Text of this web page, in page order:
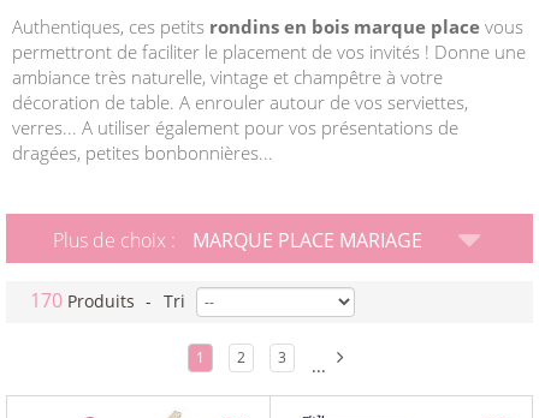
Authentiques, ces petits rondins en bois marque place vous
permettront de faciliter le placement de vos invités ! Donne une
ambiance très naturelle, vintage et champêtre à votre
décoration de table. A enrouler autour de vos serviettes,
verres... A utiliser également pour vos présentations de
dragées, petites bonbonnières...
Plus de choix : MARQUE PLACE MARIAGE
170 Produits - Tri
1 2 3 ...